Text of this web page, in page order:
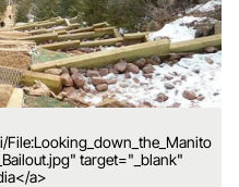
target="_blank"
a>